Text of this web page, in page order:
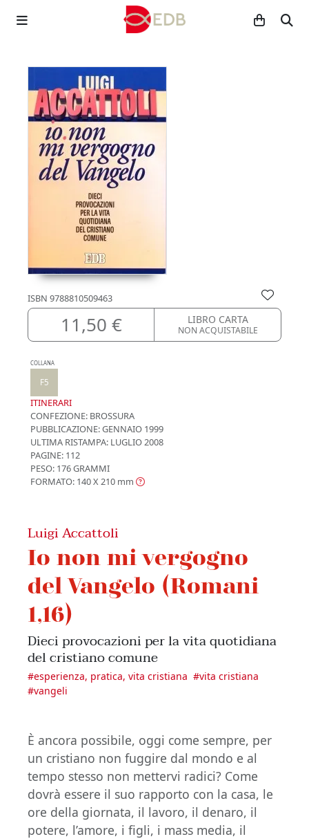
ISBN 9788810509463
11,50 € LIBRO CARTA
NON ACQUISTABILE
COLLANA
F5
ITINERARI
CONFEZIONE: BROSSURA
PUBBLICAZIONE:GENNAIO 1999
ULTIMA RISTAMPA: LUGLIO 2008
PAGINE: 112
PESO: 176 GRAMMI
FORMATO: 140 X 210 mm
Luigi Accattoli
Io non mi vergogno
del Vangelo (Romani
1,16)
Dieci provocazioni per la vita quotidiana
del cristiano comune
#esperienza, pratica, vita cristiana #vita cristiana
#vangeli
È ancora possibile, oggi come sempre, per
un cristiano non fuggire dal mondo e al
tempo stesso non mettervi radici? Come
dovrà essere il suo rapporto con la casa, le
ore della giornata, il lavoro, il denaro, il
potere, l’amore, i figli, i mass media, il